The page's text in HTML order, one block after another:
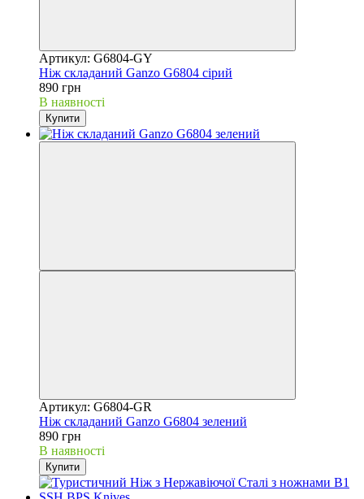
Артикул: G6804-GY
Ніж складаний Ganzo G6804 ciрий
890 грн
В наявності
Купити
Артикул: G6804-GR
Ніж складаний Ganzo G6804 зелений
890 грн
В наявності
Купити